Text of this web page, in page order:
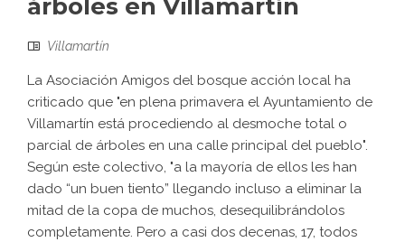
árboles en Villamartín
Villamartín
La Asociación Amigos del bosque acción local ha
criticado que "en plena primavera el Ayuntamiento de
Villamartín está procediendo al desmoche total o
parcial de árboles en una calle principal del pueblo".
Según este colectivo, "a la mayoría de ellos les han
dado “un buen tiento” llegando incluso a eliminar la
mitad de la copa de muchos, desequilibrándolos
completamente. Pero a casi dos decenas, 17, todos